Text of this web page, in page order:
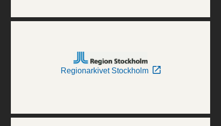
Regionarkivet Stockholm